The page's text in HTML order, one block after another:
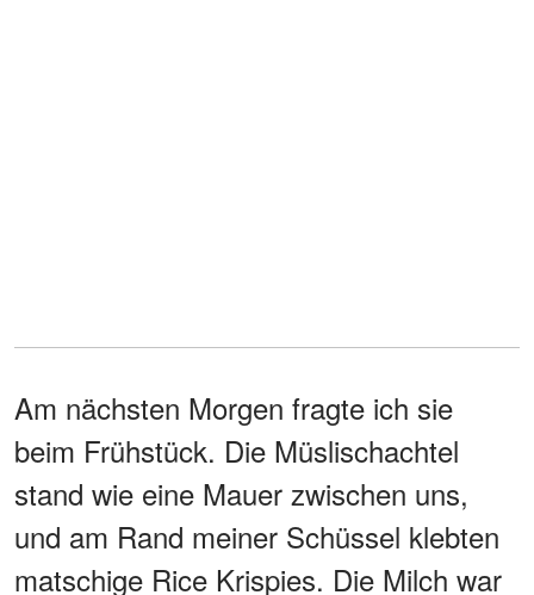
Am nächsten Morgen fragte ich sie
beim Frühstück. Die Müslischachtel
stand wie eine Mauer zwischen uns,
und am Rand meiner Schüssel klebten
matschige Rice Krispies. Die Milch war